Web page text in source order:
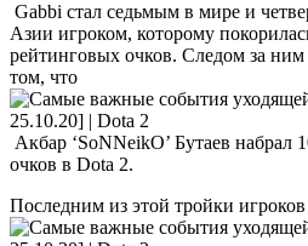
Gabbi стал седьмым в мире и
Азии игроком, которому
рейтинговых очков. Следом за
том, что
Акбар ‘SoNNeikO’ Бутаев набрал
очков в Dota 2.
Последним из этой тройки игроков